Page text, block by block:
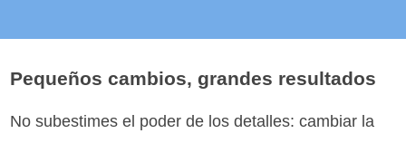
Pequeños cambios, grandes resultados
No subestimes el poder de los detalles: cambiar la